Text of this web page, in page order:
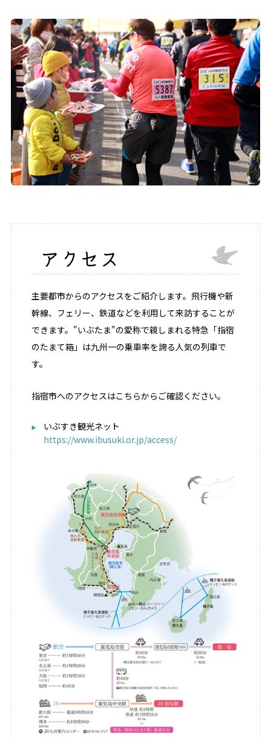
アクセス
主要都市からのアクセスをご紹介します。飛行機や新
幹線、フェリー、鉄道などを利用して来訪することが
できます。"いぶたま"の愛称で親しまれる特急「指宿
のたまて箱」は九州一の乗車率を誇る人気の列車で
す。
指宿市へのアクセスはこちらからご確認ください。
いぶすき観光ネット
https://www.ibusuki.or.jp/access/